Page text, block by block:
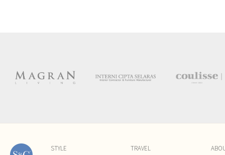
STYLE
TRAVEL